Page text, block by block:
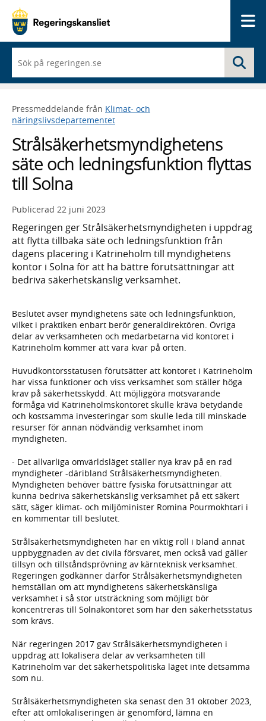
du
börjar
skriva
framträder
en
med
sökförslag
Pressmeddelande från Klimat- och
näringslivsdepartementet
Strålsäkerhetsmyndighetens
säte och ledningsfunktion flyttas
till Solna
Publicerad 22 juni 2023
Regeringen ger Strålsäkerhetsmyndigheten i uppdrag
att flytta tillbaka säte och ledningsfunktion från
dagens placering i Katrineholm till myndighetens
kontor i Solna för att ha bättre förutsättningar att
bedriva säkerhetskänslig verksamhet.
Beslutet avser myndighetens säte och ledningsfunktion,
vilket i praktiken enbart berör generaldirektören. Övriga
delar av verksamheten och medarbetarna vid kontoret i
Katrineholm kommer att vara kvar på orten.
Huvudkontorsstatusen förutsätter att kontoret i Katrineholm
har vissa funktioner och viss verksamhet som ställer höga
krav på säkerhetsskydd. Att möjliggöra motsvarande
förmåga vid Katrineholmskontoret skulle kräva betydande
och kostsamma investeringar som skulle leda till minskade
resurser för annan nödvändig verksamhet inom
myndigheten.
- Det allvarliga omvärldsläget ställer nya krav på en rad
myndigheter -däribland Strålsäkerhetsmyndigheten.
Myndigheten behöver bättre fysiska förutsättningar att
kunna bedriva säkerhetskänslig verksamhet på ett säkert
sätt, säger klimat- och miljöminister Romina Pourmokhtari i
en kommentar till beslutet.
Strålsäkerhetsmyndigheten har en viktig roll i bland annat
uppbyggnaden av det civila försvaret, men också vad gäller
tillsyn och tillståndsprövning av kärnteknisk verksamhet.
Regeringen godkänner därför Strålsäkerhets­myndigheten
hemställan om att myndighetens säkerhetskänsliga
verksamhet i så stor utsträckning som möjligt bör
koncentreras till Solnakontoret som har den säkerhetsstatus
som krävs.
När regeringen 2017 gav Strålsäkerhetsmyndigheten i
uppdrag att lokalisera delar av verksamheten till
Katrineholm var det säkerhetspolitiska läget inte detsamma
som nu.
Strålsäkerhetsmyndigheten ska senast den 31 oktober 2023,
efter att omlokaliseringen är genomförd, lämna en